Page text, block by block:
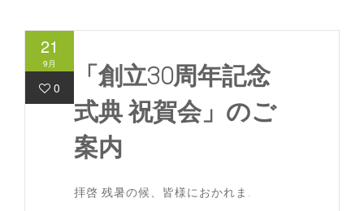
21
9月
0
「創立30周年記念
式典 祝賀会」のご
案内
拝啓 残暑の候、皆様におかれま.